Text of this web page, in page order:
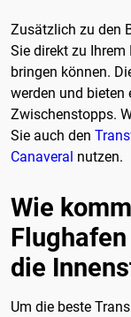
Zusätzlich zu den
Sie direkt zu Ihrem
bringen können.
werden und
Zwischenstopps.
Sie auch den
Canaveral nutzen.
Wie
die
Um die beste